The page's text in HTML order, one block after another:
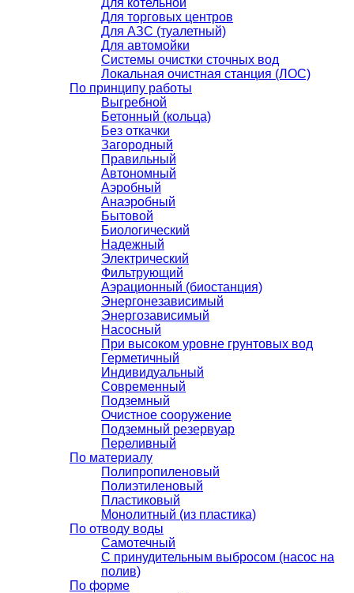
Для торговых центров
Для АЗС (туалетный)
Для автомойки
Системы очистки сточных вод
Локальная очистная станция (ЛОС)
По принципу работы
Выгребной
Бетонный (кольца)
Без откачки
Загородный
Правильный
Автономный
Аэробный
Анаэробный
Бытовой
Биологический
Надежный
Электрический
Фильтрующий
Аэрационный (биостанция)
Энергонезависимый
Энергозависимый
Насосный
При высоком уровне грунтовых вод
Герметичный
Индивидуальный
Современный
Подземный
Очистное сооружение
Подземный резервуар
Переливный
По материалу
Полипропиленовый
Полиэтиленовый
Пластиковый
Монолитный (из пластика)
По отводу воды
Самотечный
С принудительным выбросом (насос на
полив)
По форме